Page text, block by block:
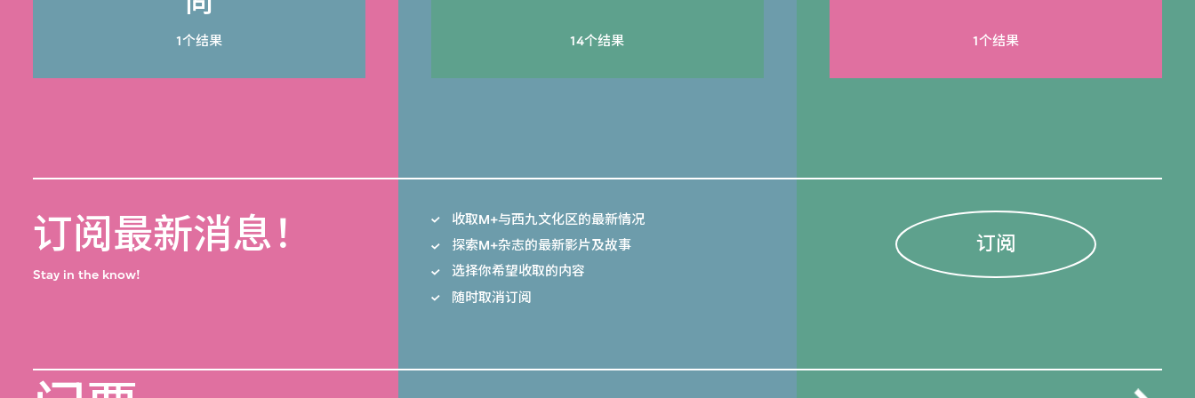
1个结果 14个结果 1个结果
订阅最新消息！
Stay in the know!
收取M+与西九文化区的最新情况
探索M+杂志的最新影片及故事
选择你希望收取的内容
随时取消订阅
订阅